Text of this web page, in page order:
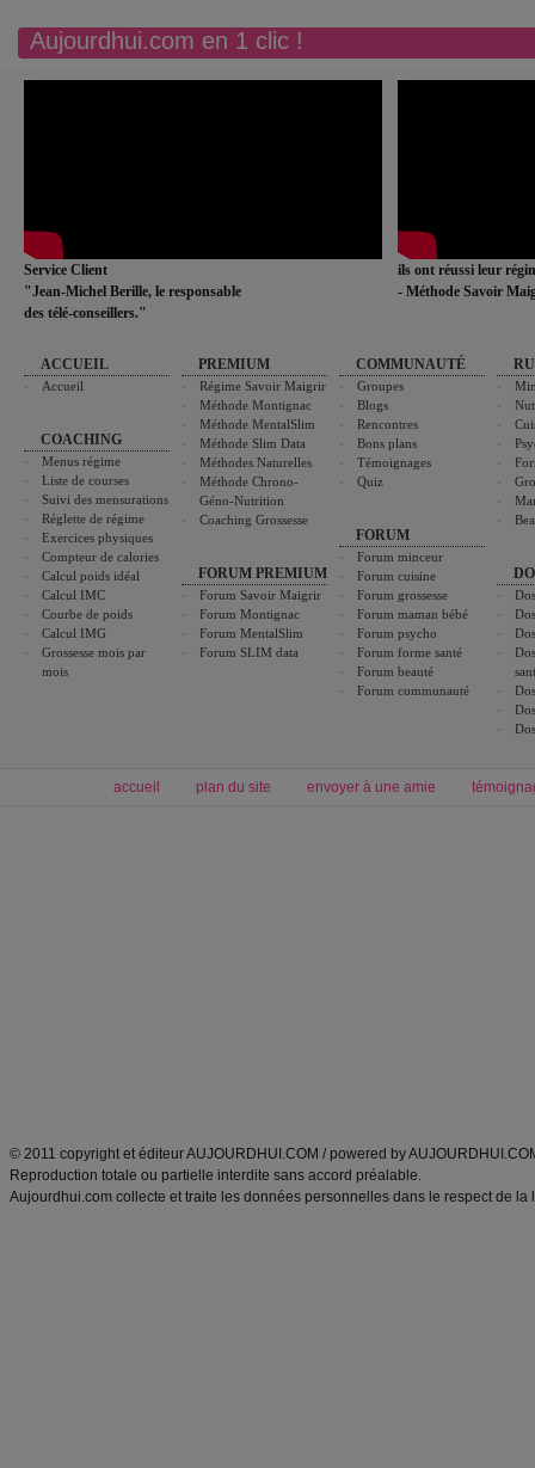
Aujourdhui.com en 1 clic !
Service Client
"Jean-Michel Berille, le responsable
des télé-conseillers."
ils ont réussi leur
- Méthode Savoir
ACCUEIL
Accueil
COACHING
Menus régime
Liste de courses
Suivi des mensurations
Réglette de régime
Exercices physiques
Compteur de calories
Calcul poids idéal
Calcul IMC
Courbe de poids
Calcul IMG
Grossesse mois par
mois
PREMIUM
Régime Savoir Maigrir
Méthode Montignac
Méthode MentalSlim
Méthode Slim Data
Méthodes Naturelles
Méthode Chrono-
Géno-Nutrition
Coaching Grossesse
FORUM PREMIUM
Forum Savoir Maigrir
Forum Montignac
Forum MentalSlim
Forum SLIM data
COMMUNAUTÉ
Groupes
Blogs
Rencontres
Bons plans
Témoignages
Quiz
FORUM
Forum minceur
Forum cuisine
Forum grossesse
Forum maman bébé
Forum psycho
Forum forme santé
Forum beauté
Forum communauté
accueil plan du site envoyer à une amie
© 2011 copyright et éditeur AUJOURDHUI.COM / powered by
Reproduction totale ou partielle interdite sans accord préalable.
Aujourdhui.com collecte et traite les données personnelles dans le respect de